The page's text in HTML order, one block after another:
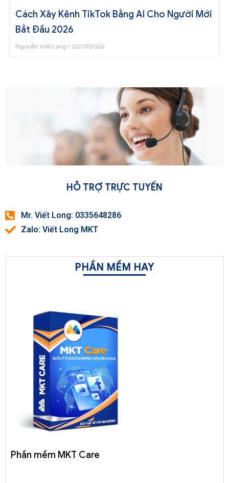
Cách Xây Kênh TikTok Bằng AI Cho Người Mới
Bắt Đầu 2026
Nguyễn Viết Long 22/07/2026
HỖ TRỢ TRỰC TUYẾN
Mr. Viết Long: 0335648286
Zalo: Viết Long MKT
PHẦN MỀM HAY
Phần mềm MKT Care